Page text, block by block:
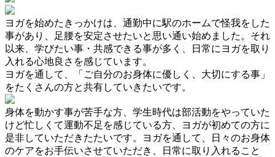
ヨガを始めたきっかけは、通勤中に駅のホームで怪我をした
事があり、足腰を安定させたいと思い通い始めました。それ
以来、学びたい事・共感できる事が多く、日常にヨガを取り
入れる心地良さを感じています。
ヨガを通して、「ご自分のお身体に優しく、大切にする事」
をたくさんの方と共有していきたいです。
身体を動かす事が苦手な方、学生時代は部活動をやっていた
けど忙しくて運動不足を感じている方、ヨガが初めての方に
是非していただきたたいです。ヨガを通して、日々のお身体
のケアをお手伝いさせていただき、日常に取り入れること